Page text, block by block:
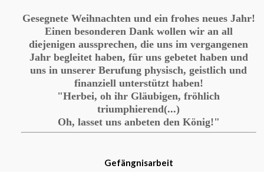
Gesegnete Weihnachten und ein frohes neues Jahr!
Einen besonderen Dank wollen wir an all
diejenigen aussprechen, die uns im vergangenen
Jahr begleitet haben, für uns gebetet haben und
uns in unserer Berufung physisch, geistlich und
finanziell unterstützt haben!
"Herbei, oh ihr Gläubigen, fröhlich
triumphierend(...)
Oh, lasset uns anbeten den König!"
Gefängnisarbeit